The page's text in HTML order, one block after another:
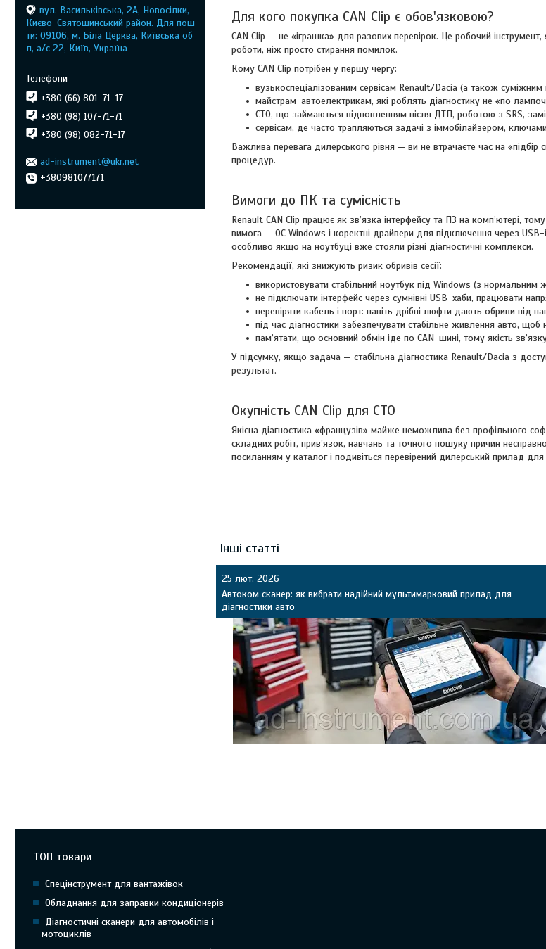
Для кого покупка CAN Clip є обов'язковою?
CAN Clip — не «іграшка» для разових перевірок. Це робочий
роботи, ніж просто стирання помилок.
Кому CAN Clip потрібен у першу чергу:
вузькоспеціалізованим сервісам Renault/Dacia (а також
майстрам-автоелектрикам, які роблять діагностику не «по
СТО, що займаються відновленням після ДТП, роботою з SRS,
сервісам, де часто трапляються задачі з іммобілайзером,
Важлива перевага дилерського рівня — ви не втрачаєте час на
процедур.
Вимоги до ПК та сумісність
Renault CAN Clip працює як зв’язка інтерфейсу та ПЗ на комп’ютері,
вимога — ОС Windows і коректні драйвери для підключення через
особливо якщо на ноутбуці вже стояли різні діагностичні комплекси.
Рекомендації, які знижують ризик обривів сесії:
використовувати стабільний ноутбук під Windows (з нормальним
не підключати інтерфейс через сумнівні USB-хаби, працювати
перевіряти кабель і порт: навіть дрібні люфти дають обриви під
під час діагностики забезпечувати стабільне живлення авто,
пам’ятати, що основний обмін іде по CAN-шині, тому якість
У підсумку, якщо задача — стабільна діагностика Renault/Dacia з
результат.
Окупність CAN Clip для СТО
Якісна діагностика «французів» майже неможлива без профільного
складних робіт, прив’язок, навчань та точного пошуку причин
посиланням у каталог і подивіться перевірений дилерський прилад для
Інші статті
25 лют. 2026
Автоком сканер: як вибрати надійний мультимарковий прилад для
діагностики авто
вул. Васильківська, 2А, Новосілки,
Києво-Святошинський район. Для пош
ти: 09106, м. Біла Церква, Київська об
л, а/с 22, Київ, Україна
+380 (66) 801-71-17
+380 (98) 107-71-71
+380 (98) 082-71-17
ad-instrument@ukr.net
+380981077171
ТОП товари
Спецінструмент для вантажівок
Обладнання для заправки кондиціонерів
Діагностичні сканери для автомобілів і
мотоциклів